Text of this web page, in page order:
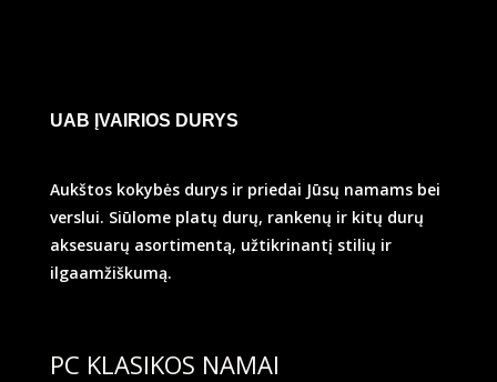
UAB ĮVAIRIOS DURYS
Aukštos kokybės durys ir priedai Jūsų namams bei
verslui. Siūlome platų durų, rankenų ir kitų durų
aksesuarų asortimentą, užtikrinantį stilių ir
ilgaamžiškumą.
PC KLASIKOS NAMAI